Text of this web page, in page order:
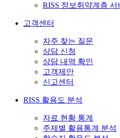
RISS 정보취약계층 서
고객센터
자주 찾는 질문
상담 신청
상담 내역 확인
고객제안
신고센터
RISS 활용도 분석
자료 현황 통계
주제별 활용통계 분석